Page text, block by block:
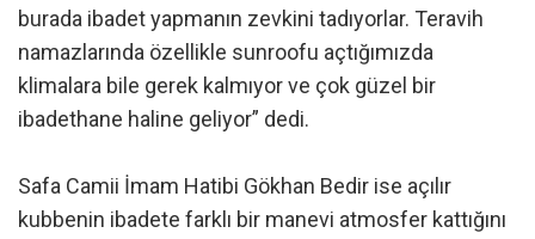
burada ibadet yapmanın zevkini tadıyorlar. Teravih
namazlarında özellikle sunroofu açtığımızda
klimalara bile gerek kalmıyor ve çok güzel bir
ibadethane haline geliyor” dedi.
Safa Camii İmam Hatibi Gökhan Bedir ise açılır
kubbenin ibadete farklı bir manevi atmosfer kattığını